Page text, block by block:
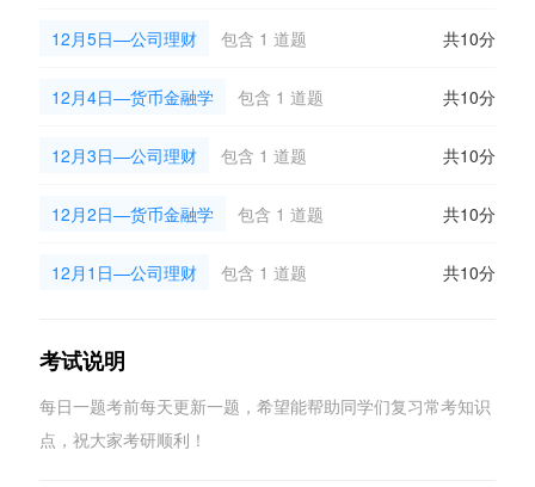
12月5日—公司理财 包含 1 道题 共10分
12月4日—货币金融学 包含 1 道题 共10分
12月3日—公司理财 包含 1 道题 共10分
12月2日—货币金融学 包含 1 道题 共10分
12月1日—公司理财 包含 1 道题 共10分
考试说明
每日一题考前每天更新一题，希望能帮助同学们复习常考知识
点，祝大家考研顺利！